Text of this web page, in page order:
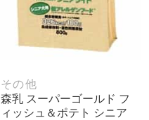
その他
森乳 スーパーゴールド フ
ィッシュ＆ポテト シニア